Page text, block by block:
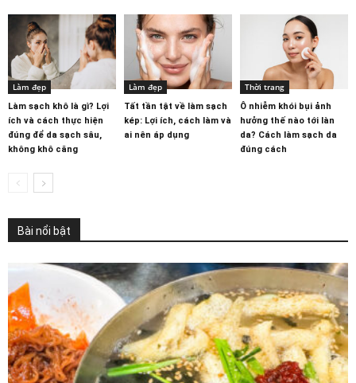
Làm đẹp
Làm sạch khô là gì? Lợi
ích và cách thực hiện
đúng để da sạch sâu,
không khô căng
Làm đẹp
Tất tần tật về làm sạch
kép: Lợi ích, cách làm và
ai nên áp dụng
Thời trang
Ô nhiễm khói bụi ảnh
hưởng thế nào tới làn
da? Cách làm sạch da
đúng cách
Bài nổi bật